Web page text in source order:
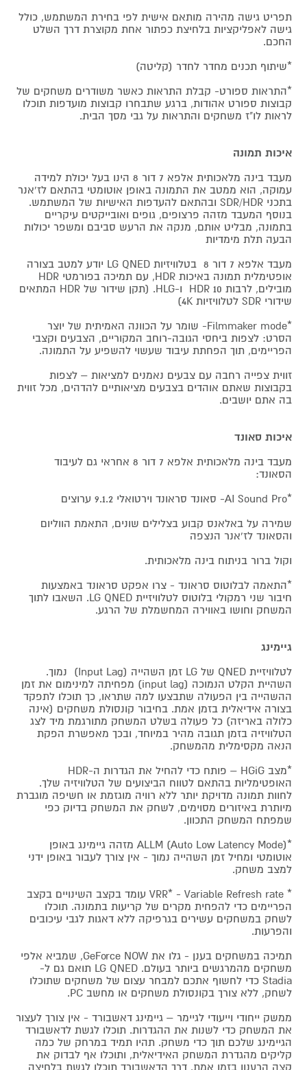
תפריט גישה מהירה מותאם אישית לפי בחירת המשתמש, כולל
גישה לאפליקציות בלחיצת כפתור אחת מקוצרת דרך השלט
החכם.
*שיתוף תכנים מחדר לחדר (קליטה)
*התראות ספורט- קבלת התראות כאשר משודרים משחקים של
קבוצות ספורט אהודות, ברגע שתבחרו קבוצות מועדפות תוכלו
לראות לו"ז משחקים והתראות על גבי מסך הבית.
איכות תמונה
מעבד בינה מלאכותית אלפא 7 דור 8 הינו בעל יכולת למידה
עמוקה, הוא ממטב את התמונה באופן אוטומטי בהתאם לז'אנר
בתכני SDR/HDR ובהתאם להעדפות האישיות של המשתמש.
בנוסף המעבד מזהה פרצופים, גופים ואובייקטים עיקריים
בתמונה, מבליט אותם, מנקה את הרעש סביבם ומשפר יכולות
הבעה תלת מימדיות
מעבד אלפא 7 דור 8 בטלוויזיות LG QNED יודע למטב בצורה
אופטימלית תמונה באיכות HDR, עם תמיכה בפורמטי HDR
מובילים, לרבות HDR 10 ו-HLG. (תקן שידור של HDR המתאים
שידורי SDR לטלוויזיות 4K)
*Filmmaker mode- שומר על הכוונה האמיתית של יוצר
הסרט: לצפות ביחסי הגובה-רוחב המקוריים, הצבעים וקצבי
הפריימים, תוך הפחתת עיבוד שעשוי להשפיע על התמונה.
זווית צפייה רחבה עם צבעים נאמנים למציאות – לצפות
בקבוצות שאתם אוהדים בצבעים מציאותיים להדהים, מכל זווית
בה אתם יושבים.
איכות סאונד
מעבד בינה מלאכותית אלפא 7 דור 8 אחראי גם לעיבוד
הסאונד:
*AI Sound Pro- סאונד סראונד וירטואלי 9.1.2 ערוצים
שמירה על באלאנס קבוע בצלילים שונים, התאמת הווליום
והסאונד לז'אנר הנצפה
וקול ברור בניתוח בינה מלאכותית.
*התאמה לבלוטוס סראונד - צרו אפקט סראונד באמצעות
חיבור שני רמקולי בלוטוס לטלוויזיית LG QNED. השאבו לתוך
המשחק וחושו באווירה המחשמלת של הרגע.
גיימינג
לטלוויזיית QNED של LG זמן השהייה (Input Lag) נמוך.
השהיית הקלט הנמוכה (input lag) מפחיתה למינימום את זמן
ההשהייה בין הפעולה שתבצעו למה שתראו, כך תוכלו לתפקד
בצורה אידיאלית בזמן אמת. בחיבור קונסולת משחקים (אינה
כלולה באריזה) כל פעולה בשלט המשחק מתורגמת מיד לצג
הטלוויזיה בזמן תגובה מהיר במיוחד, ובכך מאפשרת הפקת
הנאה מקסימלית מהמשחק.
*מצב HGiG – פותח כדי להחיל את הגדרות ה-HDR
האופטימליות בהתאם לטווח הביצועים של הטלוויזיה שלך.
לחוות תמונה מדויקת יותר ללא רוויה מוגזמת או חשיפה מוגברת
מיותרת באיזורים מסוימים, לשחק את המשחק בדיוק כפי
שמפתח המשחק התכוון.
*ALLM (Auto Low Latency Mode) מזהה גיימינג באופן
אוטומטי ומחיל זמן השהייה נמוך - אין צורך לעבור באופן ידני
למצב משחק.
* VRR* - Variable Refresh rate עומד בקצב השינויים בקצב
הפריימים כדי להפחית מקרים של קריעות בתמונה. תוכלו
לשחק במשחקים עשירים בגרפיקה ללא דאגות לגבי עיכובים
והפרעות.
תמיכה במשחקים בענן - גלו את GeForce NOW, שמביא אלפי
משחקים מהמרגשים ביותר בעולם. LG QNED תואם גם ל-
Stadia כדי לחשוף אתכם למבחר עצום של משחקים שתוכלו
לשחק, ללא צורך בקונסולת משחקים או מחשב PC.
ממשק ייחודי וייעודי לגיימר – גיימינג דאשבורד - אין צורך לעצור
את המשחק כדי לשנות את ההגדרות. תוכלו לגשת לדאשבורד
הגיימינג שלכם תוך כדי משחק. תהיו תמיד במרחק של כמה
קליקים מהגדרת המשחק האידיאלית, ותוכלו אף לבדוק את
קצה הרענון בזמן אמת. דרך הדאשבורד תוכלו לגשת בלחיצה